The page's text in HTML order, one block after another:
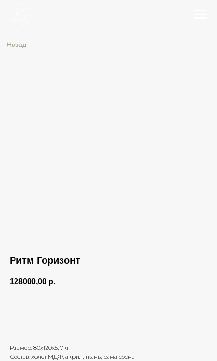
Ритм Горизонт
128000,00 р.
Размер: 80х120х5, 7кг
Состав: холст МДФ, акрил, ткань, рама сосна